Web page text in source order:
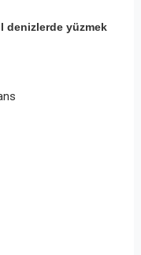
denizlerde yüzmek